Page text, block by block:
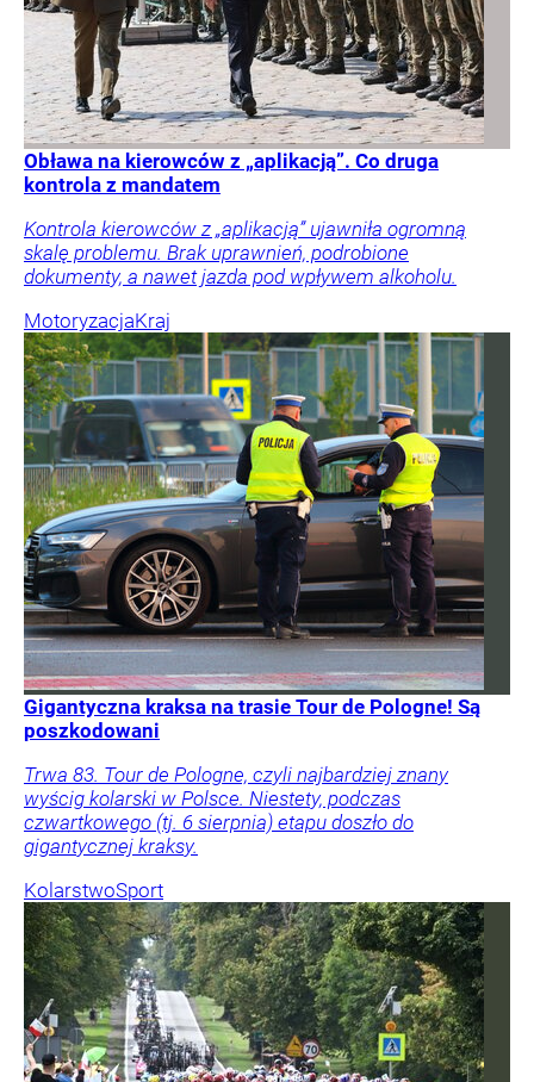
Obława na kierowców z „aplikacją”. Co druga
kontrola z mandatem
Kontrola kierowców z „aplikacją” ujawniła ogromną
skalę problemu. Brak uprawnień, podrobione
dokumenty, a nawet jazda pod wpływem alkoholu.
MotoryzacjaKraj
Gigantyczna kraksa na trasie Tour de Pologne! Są
poszkodowani
Trwa 83. Tour de Pologne, czyli najbardziej znany
wyścig kolarski w Polsce. Niestety, podczas
czwartkowego (tj. 6 sierpnia) etapu doszło do
gigantycznej kraksy.
KolarstwoSport